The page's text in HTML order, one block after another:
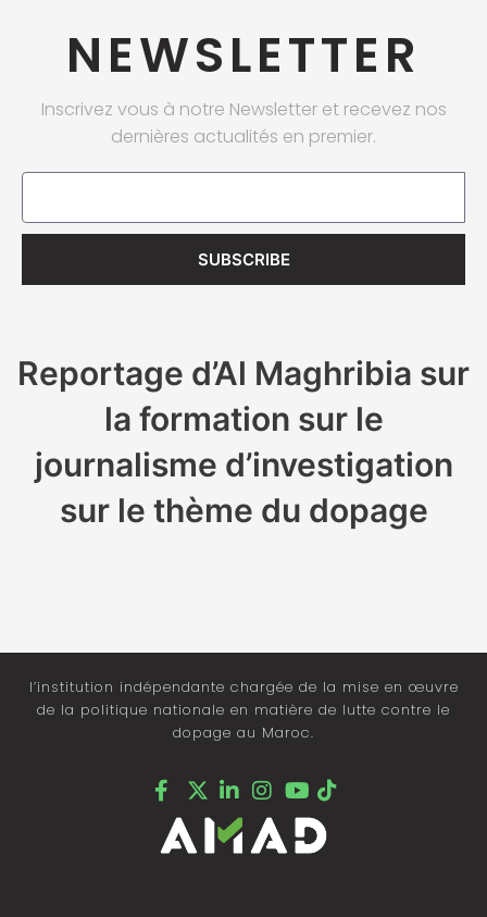
NEWSLETTER
Inscrivez vous à notre Newsletter et recevez nos
dernières actualités en premier.
Email
SUBSCRIBE
Reportage d’Al Maghribia sur
la formation sur le
journalisme d’investigation
sur le thème du dopage
l’institution indépendante chargée de la mise en œuvre
de la politique nationale en matière de lutte contre le
dopage au Maroc.